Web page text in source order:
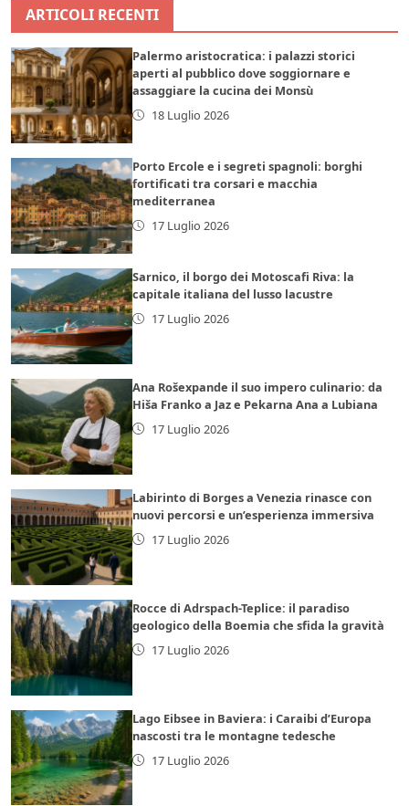
ARTICOLI RECENTI
Palermo aristocratica: i palazzi storici
aperti al pubblico dove soggiornare e
assaggiare la cucina dei Monsù
18 Luglio 2026
Porto Ercole e i segreti spagnoli: borghi
fortificati tra corsari e macchia
mediterranea
17 Luglio 2026
Sarnico, il borgo dei Motoscafi Riva: la
capitale italiana del lusso lacustre
17 Luglio 2026
Ana Rošexpande il suo impero culinario: da
Hiša Franko a Jaz e Pekarna Ana a Lubiana
17 Luglio 2026
Labirinto di Borges a Venezia rinasce con
nuovi percorsi e un’esperienza immersiva
17 Luglio 2026
Rocce di Adrspach-Teplice: il paradiso
geologico della Boemia che sfida la gravità
17 Luglio 2026
Lago Eibsee in Baviera: i Caraibi d’Europa
nascosti tra le montagne tedesche
17 Luglio 2026